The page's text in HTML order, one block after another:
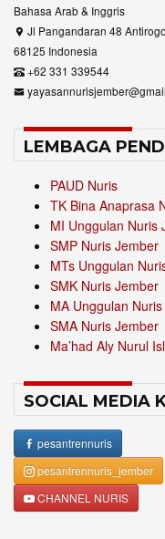
Bahasa Arab & Inggris
Jl Pangandaran 48
68125 Indonesia
+62 331 339544
LEMBAGA
PAUD Nuris
TK Bina Anaprasa
MI Unggulan Nuris
SMP Nuris Jember
MTs Unggulan
SMK Nuris Jember
MA Unggulan
SMA Nuris Jember
Ma’had Aly Nurul
SOCIAL MEDIA
pesantrennuris
pesantrennuris_jember
CHANNEL NURIS